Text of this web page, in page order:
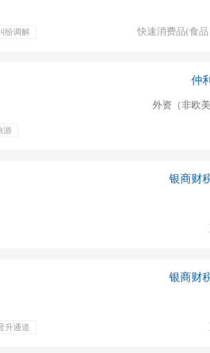
纷调解
快速消费品(食
游
仲
外资（非欧
银商财
升通道
银商财